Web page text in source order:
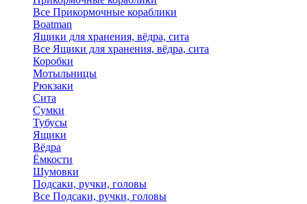
Все Прикормочные кораблики
Boatman
Ящики для хранения, вёдра, сита
Все Ящики для хранения, вёдра, сита
Коробки
Мотыльницы
Рюкзаки
Сита
Сумки
Тубусы
Ящики
Вёдра
Ёмкости
Шумовки
Подсаки, ручки, головы
Все Подсаки, ручки, головы